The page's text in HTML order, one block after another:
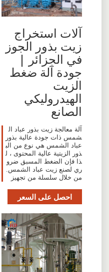
آلات استخراج
زيت بذور الجوز
في الجزائر |
جودة آلة ضغط
الزيت
الهيدروليكي
الصانع
آلة معالجة زيت بذور عباد ال
شمس ذات جودة عالية بذور
عباد الشمس هي نوع من الب
ذور الزيتية عالية المحتوى ، ل
ذا فإن الضغط المسبق ضرو
ري لصنع زيت عباد الشمس.
من خلال سلسلة من تجهيز
احصل على السعر